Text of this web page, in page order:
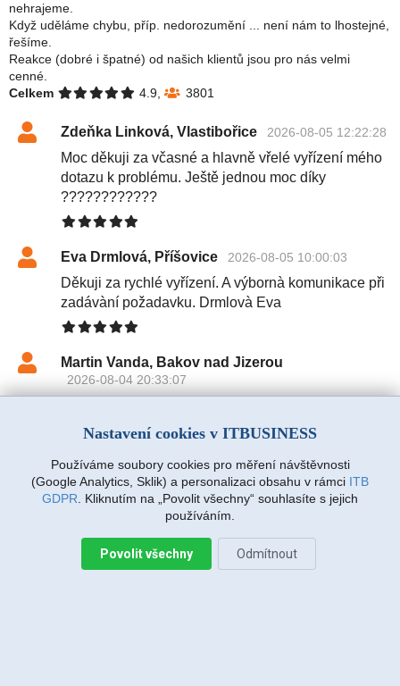
nehrajeme.
Když uděláme chybu, příp. nedorozumění ... není nám to lhostejné,
řešíme.
Reakce (dobré i špatné) od našich klientů jsou pro nás velmi
cenné.
Celkem
4.9, 3801
Zdeňka Linková, Vlastibořice 2026-08-05 12:22:28
Moc děkuji za včasné a hlavně vřelé vyřízení mého
dotazu k problému. Ještě jednou moc díky
????????????
Eva Drmlová, Příšovice 2026-08-05 10:00:03
Děkuji za rychlé vyřízení. A výbornà komunikace při
zadávàní požadavku. Drmlovà Eva
Martin Vanda, Bakov nad Jizerou
2026-08-04 20:33:07
Obešlo se bez výjezdu, komunikace i navržený
postup zafungoval, vše se vyřešilo, děkuji
Miroslava Richtrová, Turnov 2026-08-03 18:54:12
Nastavení cookies v ITBUSINESS
Používáme soubory cookies pro měření návštěvnosti
(Google Analytics, Sklik) a personalizaci obsahu v rámci ITB
GDPR . Kliknutím na „Povolit všechny“ souhlasíte s jejich
používáním.
Povolit všechny Odmítnout